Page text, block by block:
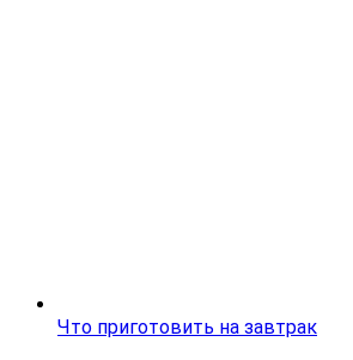
Что приготовить на завтрак